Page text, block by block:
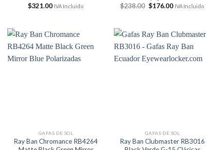
$321.00 IVA Incluido
$238.00 El
$238.00.
$176.00El
$176.00.
IVA Incluido
GAFAS DE SOL
Ray Ban Chromance RB4264
GAFAS DE SOL
Ray Ban Clubmaster RB3016